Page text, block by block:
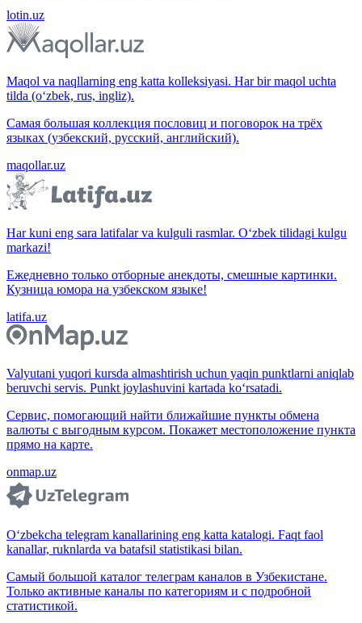
lotin.uz
Maqol va naqllarning eng katta kolleksiyasi. Har bir maqol uchta
tilda (o‘zbek, rus, ingliz).
Самая большая коллекция пословиц и поговорок на трёх
языках (узбекский, русский, английский).
maqollar.uz
Har kuni eng sara latifalar va kulguli rasmlar. O‘zbek tilidagi kulgu
markazi!
Ежедневно только отборные анекдоты, смешные картинки.
Кузница юмора на узбекском языке!
latifa.uz
Valyutani yuqori kursda almashtirish uchun yaqin punktlarni aniqlab
beruvchi servis. Punkt joylashuvini kartada ko‘rsatadi.
Сервис, помогающий найти ближайшие пункты обмена
валюты с выгодным курсом. Покажет местоположение пункта
прямо на карте.
onmap.uz
O‘zbekcha telegram kanallarining eng katta katalogi. Faqt faol
kanallar, ruknlarda va batafsil statistikasi bilan.
Самый большой каталог телеграм каналов в Узбекистане.
Только активные каналы по категориям и с подробной
статистикой.